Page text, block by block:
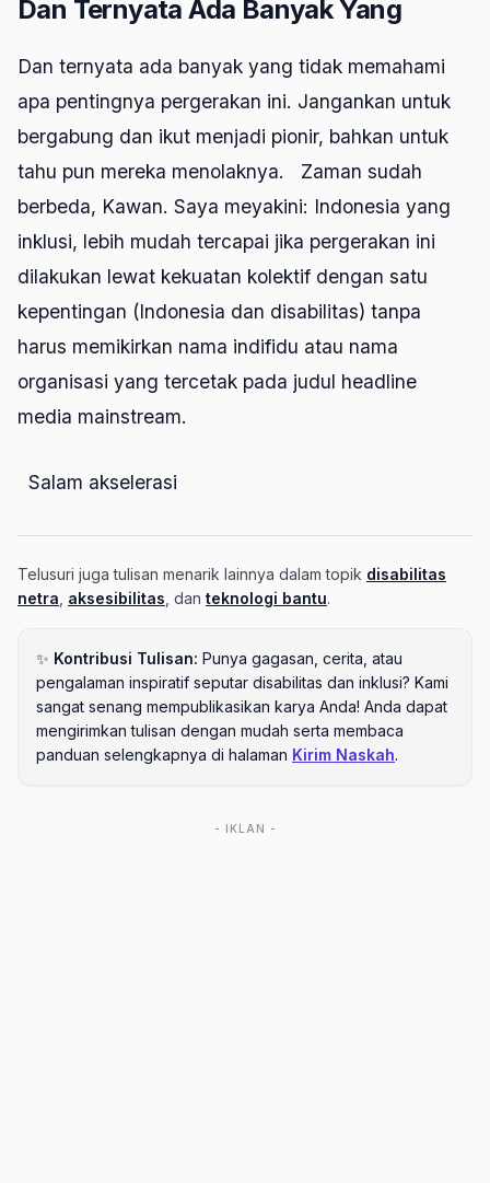
Dan Ternyata Ada Banyak Yang
Dan ternyata ada banyak yang tidak memahami
apa pentingnya pergerakan ini. Jangankan untuk
bergabung dan ikut menjadi pionir, bahkan untuk
tahu pun mereka menolaknya. Zaman sudah
berbeda, Kawan. Saya meyakini: Indonesia yang
inklusi, lebih mudah tercapai jika pergerakan ini
dilakukan lewat kekuatan kolektif dengan satu
kepentingan (Indonesia dan disabilitas) tanpa
harus memikirkan nama indifidu atau nama
organisasi yang tercetak pada judul headline
media mainstream.
Salam akselerasi
Telusuri juga tulisan menarik lainnya dalam topik disabilitas
netra aksesibilitas , dan teknologi bantu.
✨ Kontribusi Tulisan: Punya gagasan, cerita, atau
pengalaman inspiratif seputar disabilitas dan inklusi? Kami
sangat senang mempublikasikan karya Anda! Anda dapat
mengirimkan tulisan dengan mudah serta membaca
panduan selengkapnya di halaman Kirim Naskah.
- IKLAN -